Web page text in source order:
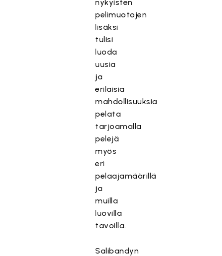
nykyisten
pelimuotojen
lisäksi
tulisi
luoda
uusia
ja
erilaisia
mahdollisuuksia
pelata
tarjoamalla
pelejä
myös
eri
pelaajamäärillä
ja
muilla
luovilla
tavoilla.
Salibandyn